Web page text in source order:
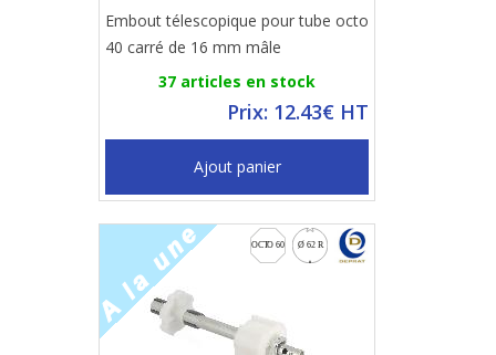
Embout télescopique pour tube octo
40 carré de 16 mm mâle
37 articles en stock
Prix: 12.43€ HT
Ajout panier